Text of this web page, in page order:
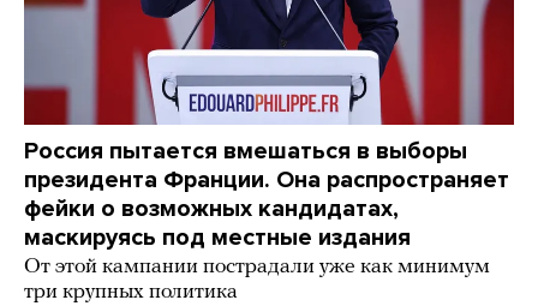
Россия пытается вмешаться в выборы
президента Франции. Она распространяет
фейки о возможных кандидатах,
маскируясь под местные издания
От этой кампании пострадали уже как минимум
три крупных политика